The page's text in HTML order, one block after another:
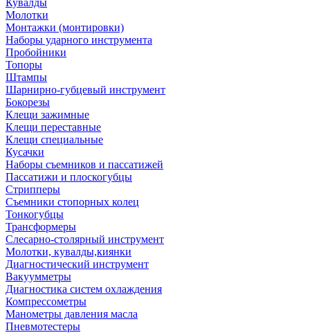
Кувалды
Молотки
Монтажки (монтировки)
Наборы ударного инструмента
Пробойники
Топоры
Штампы
Шарнирно-губцевый инструмент
Бокорезы
Клещи зажимные
Клещи переставные
Клещи специальные
Кусачки
Наборы съемников и пассатижей
Пассатижи и плоскогубцы
Стрипперы
Съемники стопорных колец
Тонкогубцы
Трансформеры
Слесарно-столярный инструмент
Молотки, кувалды,киянки
Диагностический инструмент
Вакуумметры
Диагностика систем охлаждения
Компрессометры
Манометры давления масла
Пневмотестеры